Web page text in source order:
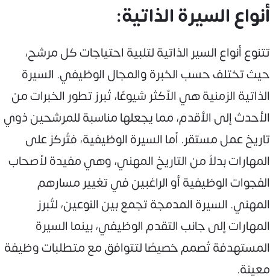
أنواع السيرة الذاتية:
تتنوع أنواع السير الذاتية لتلبية احتياجات كل مرشح،
حيث تختلف حسب الخبرة والمجال الوظيفي. السيرة
الذاتية الزمنية هي الأكثر شيوعًا، تُبرز تطور الخبرات من
الأحدث إلى الأقدم، مما يجعلها مناسبة للمرشحين ذوي
تاريخ عمل مستقر. أما السيرة الوظيفية، فتُركز على
المهارات بدلاً من التاريخ المهني، وهي مفيدة لأصحاب
الفجوات الوظيفية أو الراغبين في تغيير مسارهم
المهني. السيرة المدمجة تجمع بين النوعين، لتُبرز
المهارات إلى جانب التقدم الوظيفي، بينما السيرة
المستهدفة تُصمم خصيصًا لتتوافق مع متطلبات وظيفة
معينة.